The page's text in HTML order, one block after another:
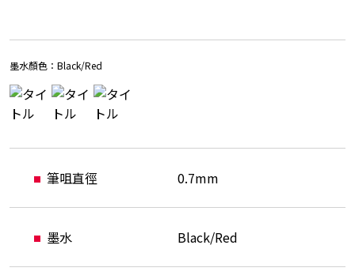
墨水顏色： Black/Red
筆咀直徑 0.7mm
墨水 Black/Red